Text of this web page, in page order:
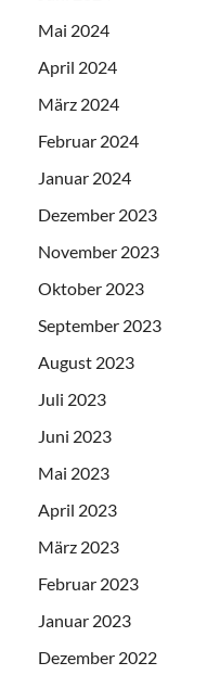
Mai 2024
April 2024
März 2024
Februar 2024
Januar 2024
Dezember 2023
November 2023
Oktober 2023
September 2023
August 2023
Juli 2023
Juni 2023
Mai 2023
April 2023
März 2023
Februar 2023
Januar 2023
Dezember 2022